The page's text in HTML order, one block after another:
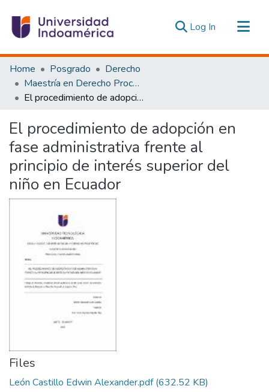
Log In (current)
Communities & Collections
All of DSpace
Statistics
Home Posgrado
Derecho
Maestría en Derecho Procesal y Litigación Oral
El procedimiento de adopción en fase administrativa frente al principio de interés superior del niño en Ecuador
El procedimiento de adopción en
fase administrativa frente al
principio de interés superior del
niño en Ecuador
Files
León Castillo Edwin Alexander.pdf(632.52 KB)